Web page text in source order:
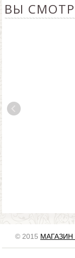
ВЫ
© 2015 МАГАЗИН